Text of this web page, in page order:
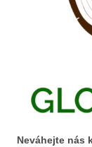
Neváhejte nás